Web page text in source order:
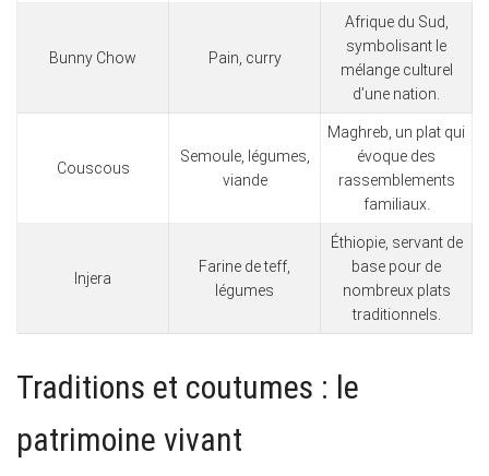
Bunny Chow Pain, curry
Afrique du Sud,
symbolisant le
mélange culturel
d’une nation.
Couscous
Semoule, légumes,
viande
Maghreb, un plat qui
évoque des
rassemblements
familiaux.
Injera
Farine de teff,
légumes
Éthiopie, servant de
base pour de
nombreux plats
traditionnels.
Traditions et coutumes : le
patrimoine vivant